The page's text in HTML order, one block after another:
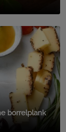
borrelplank